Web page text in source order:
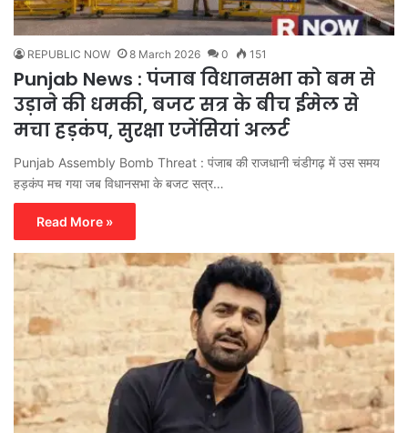
REPUBLIC NOW 8 March 2026 0 151
Punjab News : पंजाब विधानसभा को बम से
उड़ाने की धमकी, बजट सत्र के बीच ईमेल से
मचा हड़कंप, सुरक्षा एजेंसियां अलर्ट
Punjab Assembly Bomb Threat : पंजाब की राजधानी चंडीगढ़ में उस समय
हड़कंप मच गया जब विधानसभा के बजट सत्र…
Read More »